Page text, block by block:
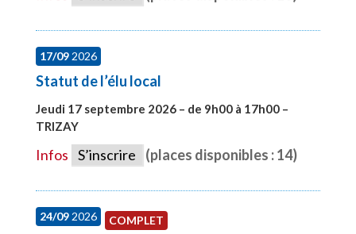
17/092026
Statut de l’élu local
Jeudi 17 septembre 2026 – de 9h00 à 17h00 –
TRIZAY
Infos S’inscrire (places disponibles : 14)
24/092026 COMPLET